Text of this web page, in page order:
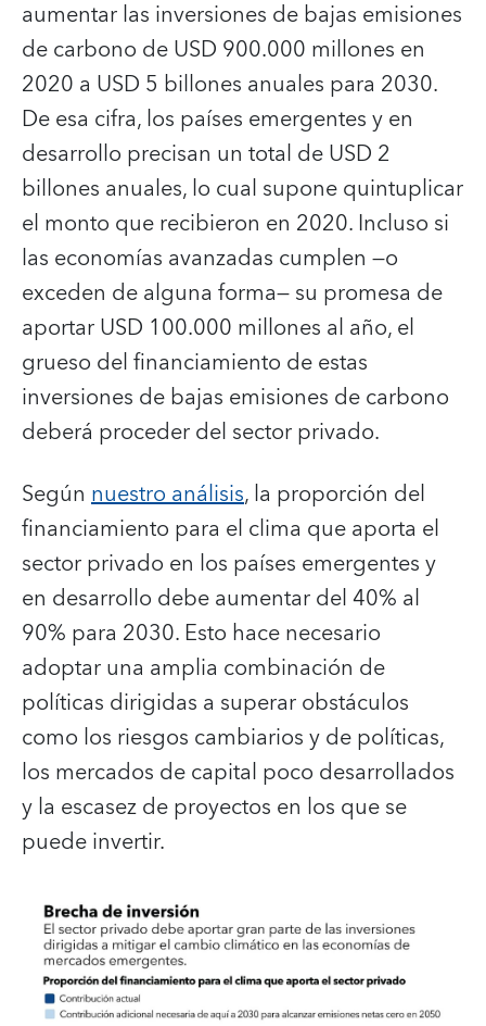
aumentar las inversiones de bajas emisiones
de carbono de USD 900.000 millones en
2020 a USD 5 billones anuales para 2030.
De esa cifra, los países emergentes y en
desarrollo precisan un total de USD 2
billones anuales, lo cual supone quintuplicar
el monto que recibieron en 2020. Incluso si
las economías avanzadas cumplen —o
exceden de alguna forma— su promesa de
aportar USD 100.000 millones al año, el
grueso del financiamiento de estas
inversiones de bajas emisiones de carbono
deberá proceder del sector privado.
Según nuestro análisis, la proporción del
financiamiento para el clima que aporta el
sector privado en los países emergentes y
en desarrollo debe aumentar del 40% al
90% para 2030. Esto hace necesario
adoptar una amplia combinación de
políticas dirigidas a superar obstáculos
como los riesgos cambiarios y de políticas,
los mercados de capital poco desarrollados
y la escasez de proyectos en los que se
puede invertir.